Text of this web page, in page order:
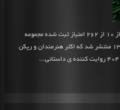
مجموعه 404 از فرشادمیانگین امتیاز 10 از 262 امتیاز ثبت شده مجموعه
404 از فرشاد در چهارم مهرماه 1397 منتشر شد که اکثر هنرمندان و رپکن